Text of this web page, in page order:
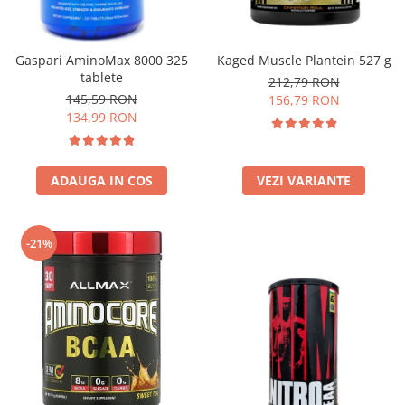
Vitamine bărbați / femei
Îngrijire personală
Insulated
JNX Sports
Kaged
Kevin Levrone
Muscle Meds
Muscle Pharm
Muscletech
Naughty Boy
Neocell
Nordic Naturals
NOW Foods
Nutrend
Olimp Sport Nutrition
Optimum Nutrition
Gaspari AminoMax 8000 325
tablete
145,59 RON
134,99 RON
ADAUGA IN COS
Kaged Muscle Plantein 527 g
212,79 RON
156,79 RON
VEZI VARIANTE
-21%